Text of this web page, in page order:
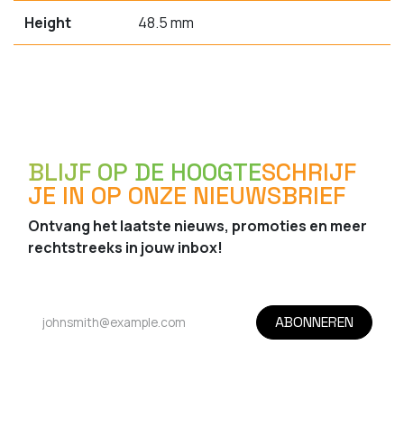
Height 48.5 mm
BLIJF OP DE HOOGTESCHRIJF
JE IN OP ONZE NIEUWSBRIEF
Ontvang het laatste nieuws, promoties en meer
rechtstreeks in jouw inbox!
ABONNEREN